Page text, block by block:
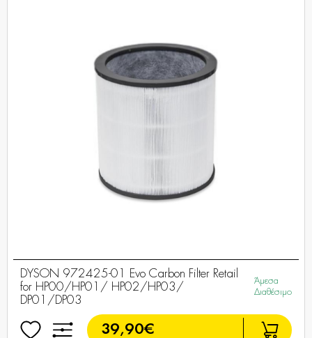
DYSON 972425-01 Evo Carbon Filter Retail
for HP00/HP01/ HP02/HP03/
DP01/DP03
Άμεσα
Διαθέσιμο
39,90€